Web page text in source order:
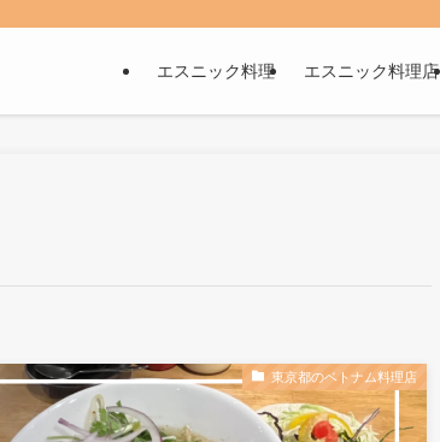
エスニック料理 エスニック料理店
東京都のベトナム料理店